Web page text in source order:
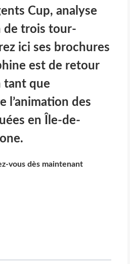
Cup, analyse
de trois tour-
ici ses brochures
est de retour
tant que
l’animation des
en Île-de-
vous dès maintenant